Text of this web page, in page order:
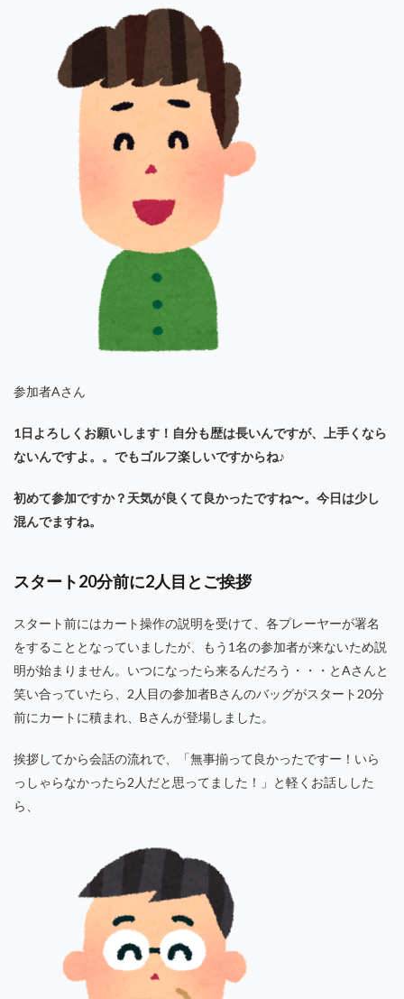
参加者Aさん
1日よろしくお願いします！自分も歴は長いんですが、上手くなら
ないんですよ。。でもゴルフ楽しいですからね♪
初めて参加ですか？天気が良くて良かったですね〜。今日は少し
混んでますね。
スタート20分前に2人目とご挨拶
スタート前にはカート操作の説明を受けて、各プレーヤーが署名
をすることとなっていましたが、もう1名の参加者が来ないため説
明が始まりません。いつになったら来るんだろう・・・とAさんと
笑い合っていたら、2人目の参加者Bさんのバッグがスタート20分
前にカートに積まれ、Bさんが登場しました。
挨拶してから会話の流れで、「無事揃って良かったですー！いら
っしゃらなかったら2人だと思ってました！」と軽くお話しした
ら、